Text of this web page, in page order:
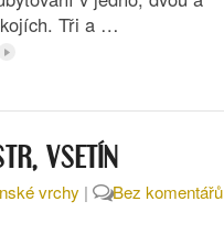
Tři a …
VSETÍN
vrchy |
Bez komentářů